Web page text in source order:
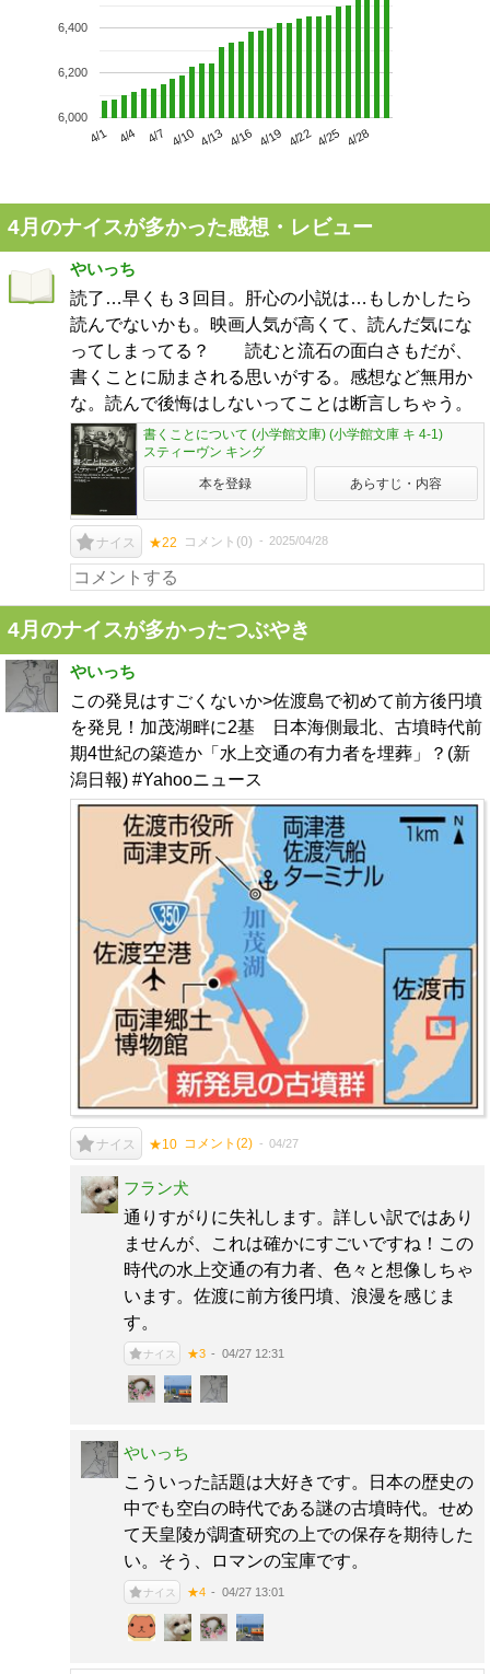
4/1 4/4 4/7 4/10 4/13 4/16 4/19 4/22 4/25 4/28
6,000
6,200
6,400
4月のナイスが多かった感想・レビュー
やいっち
読了…早くも３回目。肝心の小説は…もしかしたら
読んでないかも。映画人気が高くて、読んだ気にな
ってしまってる？ 読むと流石の面白さもだが、
書くことに励まされる思いがする。感想など無用か
な。読んで後悔はしないってことは断言しちゃう。
書くことについて (小学館文庫) (小学館文庫 キ 4-1)
スティーヴン キング
本を登録 あらすじ・内容
ナイス ★22 コメント(0) 2025/04/28
4月のナイスが多かったつぶやき
やいっち
この発見はすごくないか>佐渡島で初めて前方後円墳
を発見！加茂湖畔に2基 日本海側最北、古墳時代前
期4世紀の築造か「水上交通の有力者を埋葬」？(新
潟日報) #Yahooニュース
ナイス ★10 コメント(2) 04/27
フラン犬
通りすがりに失礼します。詳しい訳ではあり
ませんが、これは確かにすごいですね！この
時代の水上交通の有力者、色々と想像しちゃ
います。佐渡に前方後円墳、浪漫を感じま
す。
ナイス ★3 04/27 12:31
やいっち
こういった話題は大好きです。日本の歴史の
中でも空白の時代である謎の古墳時代。せめ
て天皇陵が調査研究の上での保存を期待した
い。そう、ロマンの宝庫です。
ナイス ★4 04/27 13:01